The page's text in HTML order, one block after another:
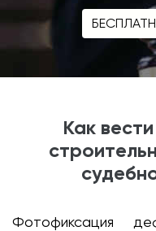
Как
Фотофиксация